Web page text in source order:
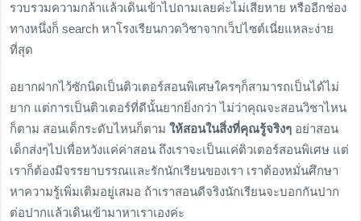
รวบรวมความกล้าแล้วเดินเข้าไปถามเลยค่ะไม่เสียหาย หรืออีกช่อง
ทางหนึ่งก็ search หาโรงเรียนกวดวิชาจากเว็ปไซต์เนี่ยแหละง่าย
ที่สุด
อยากฝากไว้ซักนิดเป็นติวเตอร์สอนพิเศษใครๆก็สามารถเป็นได้ไม่
ยาก แต่การเป็นติวเตอร์ที่ดีนั้นยากยิ่งกว่า ไม่ว่าคุณจะสอนวิชาไหน
ก็ตาม สอนเด็กระดับไหนก็ตามให้สอนในสิ่งที่คุณรู้จริงๆ อย่าสอน
เด็กส่งๆไปเพื่อหวังแค่ค่าสอน ถึงเราจะเป็นแค่ติวเตอร์สอนพิเศษ แต่
เราก็ต้องมีจรรยาบรรณและรักนักเรียนของเรา เราต้องหมั่นศึกษา
หาความรู้เพิ่มเติมอยู่เสมอ ถ้าเราสอนดีจริงนักเรียนจะบอกกันปาก
ต่อปากแล้วเดินเข้ามาหาเราเองค่ะ